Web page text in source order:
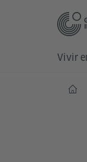
Vivir
Inicio